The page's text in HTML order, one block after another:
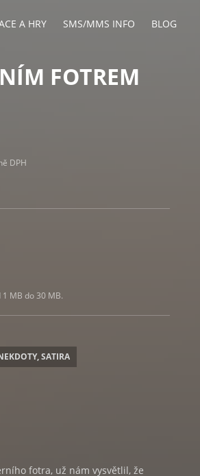
A HRY SMS/MMS INFO BLOG
FOTREM
DPH
MB do 30 MB.
SATIRA
fotra, už nám vysvětlil, že